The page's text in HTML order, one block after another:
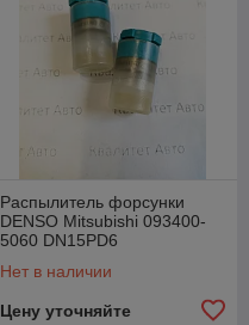
Распылитель форсунки
DENSO Mitsubishi 093400-
5060 DN15PD6
Нет в наличии
Цену уточняйте